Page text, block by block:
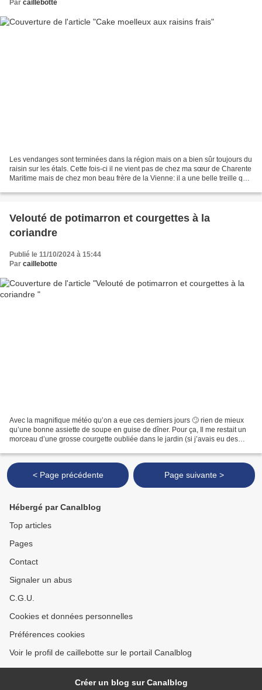
Par caillebotte
Les vendanges sont terminées dans la région mais on a bien sûr toujours du
raisin sur les étals. Cette fois-ci il ne vient pas de chez ma sœur de Charente
Maritime mais de chez mon beau frère de la Vienne: il a une belle treille qui
Velouté de potimarron et courgettes à la
coriandre
Publié le 11/10/2024 à 15:44
Par caillebotte
Avec la magnifique météo qu’on a eue ces derniers jours 🙄 rien de mieux
qu’une bonne assiette de soupe en guise de dîner. Pour ça, Il me restait un
morceau d’une grosse courgette oubliée dans le jardin (si j’avais eu des
< Page précédente Page suivante >
Hébergé par Canalblog
Top articles
Pages
Contact
Signaler un abus
C.G.U.
Cookies et données personnelles
Préférences cookies
Voir le profil de caillebotte sur le portail Canalblog
Créer un blog sur Canalblog